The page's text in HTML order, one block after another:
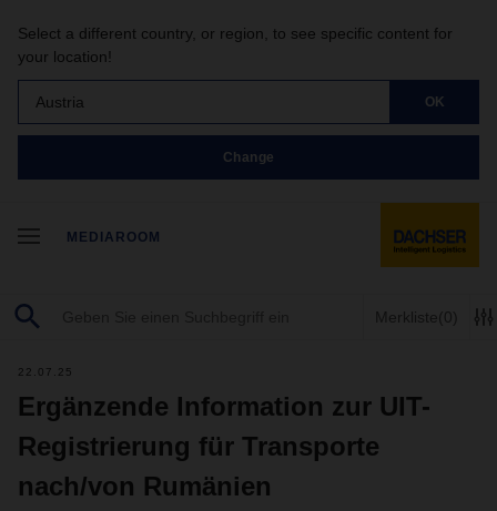
Select a different country, or region, to see specific content for
your location!
Austria OK
Change
MEDIAROOM
Merkliste(0)
22.07.25
Ergänzende Information zur UIT-
Registrierung für Transporte
nach/von Rumänien